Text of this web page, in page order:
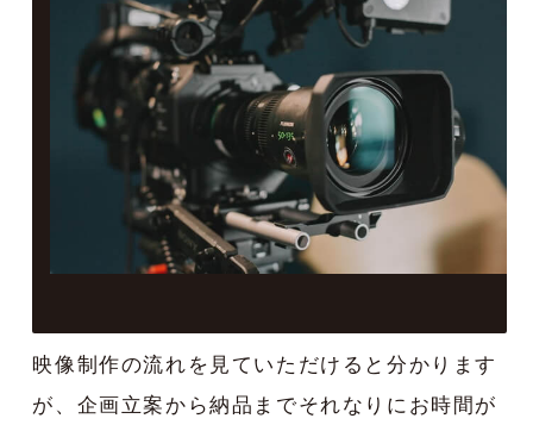
映像制作の流れを見ていただけると分かります
が、企画立案から納品までそれなりにお時間が